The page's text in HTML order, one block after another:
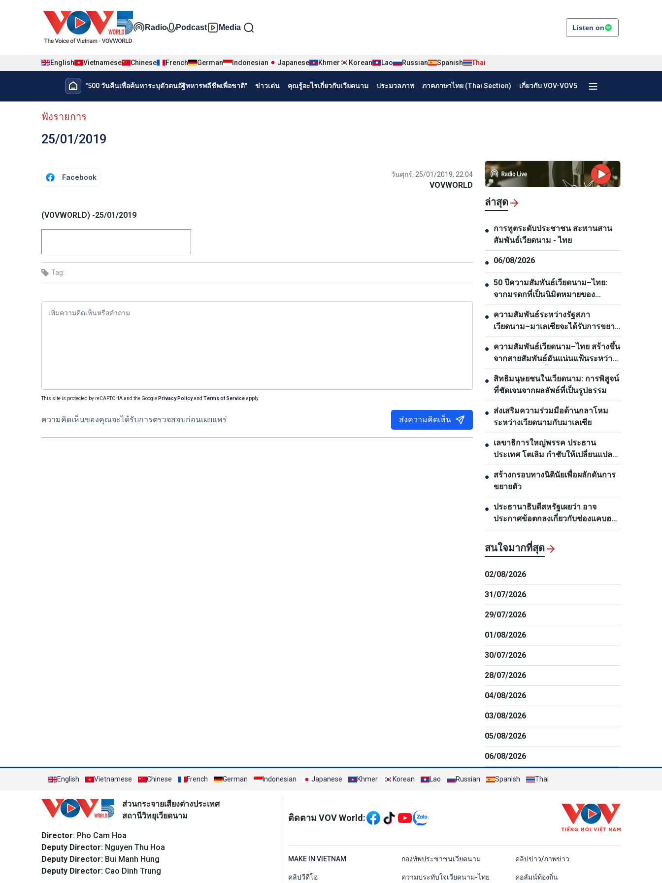
Đa phương tiện tiếng Thái
Radio Podcast Media Listen on
English Vietnamese Chinese French German Indonesian Japanese Khmer Korean Lao Russian Spanish Thai
Menu trang chủ tiếng Thái
"500 วันคืนเพื่อค้นหาระบุตัวตนอัฐิทหารพลีชีพเพื่อชาติ" ข่าวเด่น คุณรู้อะไรเกี่ยวกับเวียดนาม ประมวลภาพ ภาคภาษาไทย (Thai Section) เกี่ยวกับ VOV-VOV5
Menu phụ tiếng Thái
ฟังรายการ
25/01/2019
Facebook วันศุกร์, 25/01/2019, 22:04
VOVWORLD
(VOVWORLD) -25/01/2019
Tag:
This site is protected by reCAPTCHA and the Google Privacy Policyand Terms of Serviceapply.
ความคิดเห็นของคุณจะได้รับการตรวจสอบก่อนเผยแพร่ ส่งความคิดเห็น
ล่าสุด
● การทูตระดับประชาชน สะพานสาน
สัมพันธ์เวียดนาม - ไทย
● 06/08/2026
● 50 ปีความสัมพันธ์เวียดนาม–ไทย:
จากมรดกที่เป็นนิมิตหมายของ
ประธานโฮจิมินห์สู่ตวามเป็นหุ้นส่วน
ยุทธศาสตร์รอบด้าน
● ความสัมพันธ์ระหว่างรัฐสภา
เวียดนาม–มาเลเซียจะได้รับการขยาย
อย่างต่อเนื่อง
● ความสัมพันธ์เวียดนาม–ไทย สร้างขึ้น
จากสายสัมพันธ์อันแน่นแฟ้นระหว่าง
ประชาชนของทั้งสองประเทศ
● สิทธิมนุษยชนในเวียดนาม: การพิสูจน์
ที่ชัดเจนจากผลลัพธ์ที่เป็นรูปธรรม
● ส่งเสริมความร่วมมือด้านกลาโหม
ระหว่างเวียดนามกับมาเลเซีย
● เลขาธิการใหญ่พรรค ประธาน
ประเทศ โตเลิม กำชับให้เปลี่ยนแปลง
งานด้านการวางแผนและพัฒนา
โครงสร้างพื้นฐาน
● สร้างกรอบทางนิตินัยเพื่อผลักดันการ
ขยายตัว
● ประธานาธิบดีสหรัฐเผยว่า อาจ
ประกาศข้อตกลงเกี่ยวกับช่องแคบฮอร์
มุซภายใน 48 ชั่วโมงข้างหน้า
สนใจมากที่สุด
02/08/2026
31/07/2026
29/07/2026
01/08/2026
30/07/2026
28/07/2026
04/08/2026
03/08/2026
05/08/2026
06/08/2026
English Vietnamese Chinese French German Indonesian Japanese Khmer Korean Lao Russian Spanish Thai
ส่วนกระจายเสียงต่างประเทศ
สถานีวิทยุเวียดนาม
Director: Pho Cam Hoa
Deputy Director: Nguyen Thu Hoa
Deputy Director: Bui Manh Hung
Deputy Director: Cao Dinh Trung
Mạng xã hội
ติดตาม VOV World:
menu footer tiếng Thái
MAKE IN VIETNAM กองทัพประชาชนเวียดนาม คลิปข่าว/ภาพข่าว
คลิปวีดีโอ ความประทับใจเวียดนาม-ไทย คอลัมน์ท้องถิ่น